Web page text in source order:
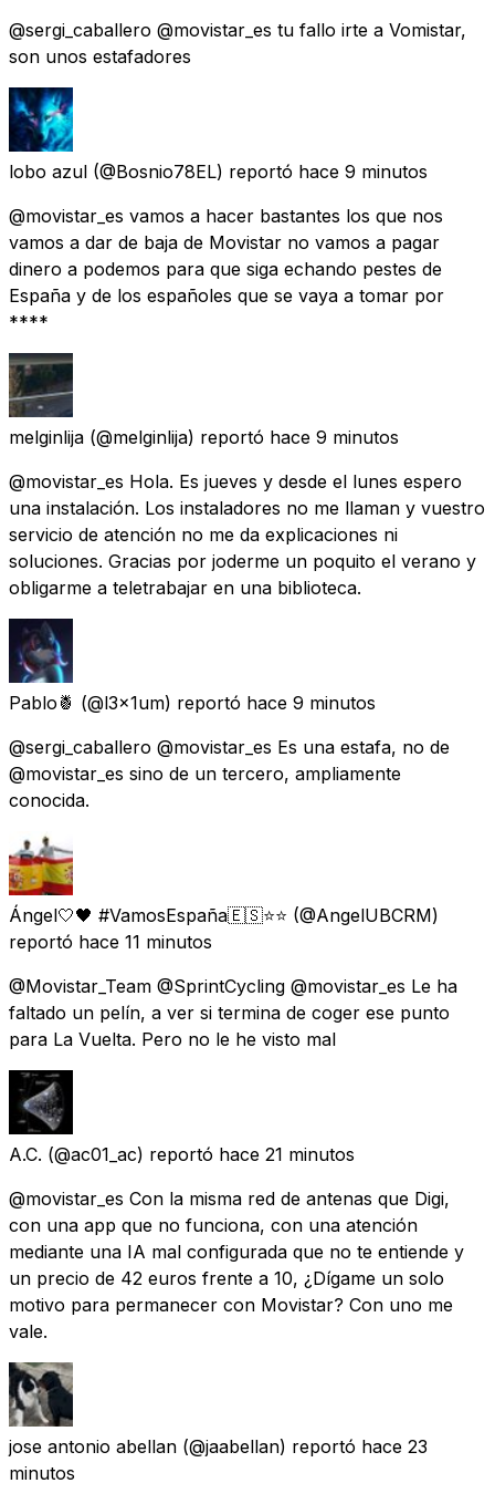
@sergi_caballero @movistar_es tu fallo irte a Vomistar,
son unos estafadores
lobo azul (@Bosnio78EL) reportó hace 9 minutos
@movistar_es vamos a hacer bastantes los que nos
vamos a dar de baja de Movistar no vamos a pagar
dinero a podemos para que siga echando pestes de
España y de los españoles que se vaya a tomar por
****
melginlija (@melginlija) reportó hace 9 minutos
@movistar_es Hola. Es jueves y desde el lunes espero
una instalación. Los instaladores no me llaman y vuestro
servicio de atención no me da explicaciones ni
soluciones. Gracias por joderme un poquito el verano y
obligarme a teletrabajar en una biblioteca.
Pablo🍍 (@l3x1um) reportó hace 9 minutos
@sergi_caballero @movistar_es Es una estafa, no de
@movistar_es sino de un tercero, ampliamente
conocida.
Ángel🤍🖤 #VamosEspaña🇪🇸⭐⭐ (@AngelUBCRM)
reportó hace 11 minutos
@Movistar_Team @SprintCycling @movistar_es Le ha
faltado un pelín, a ver si termina de coger ese punto
para La Vuelta. Pero no le he visto mal
A.C. (@ac01_ac) reportó hace 21 minutos
@movistar_es Con la misma red de antenas que Digi,
con una app que no funciona, con una atención
mediante una IA mal configurada que no te entiende y
un precio de 42 euros frente a 10, ¿Dígame un solo
motivo para permanecer con Movistar? Con uno me
vale.
jose antonio abellan (@jaabellan) reportó hace 23
minutos